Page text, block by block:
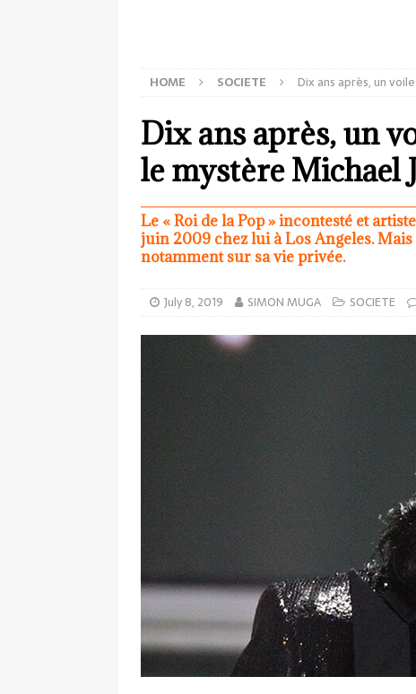
HOME SOCIETE Dix ans après, un
Dix ans après, un
le mystère Michael
Le « Roi de la Pop » incontesté et
juin 2009 chez lui à Los Angeles.
notamment sur sa vie privée.
July 8, 2019 SIMON MUGA SOCIETE